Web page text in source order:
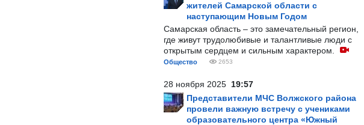
жителей Самарской области с
наступающим Новым Годом
Самарская область – это замечательный регион,
где живут трудолюбивые и талантливые люди с
открытым сердцем и сильным характером.
Общество 2653
28 ноября 2025 19:57
Представители МЧС Волжского района
провели важную встречу с учениками
образовательного центра «Южный